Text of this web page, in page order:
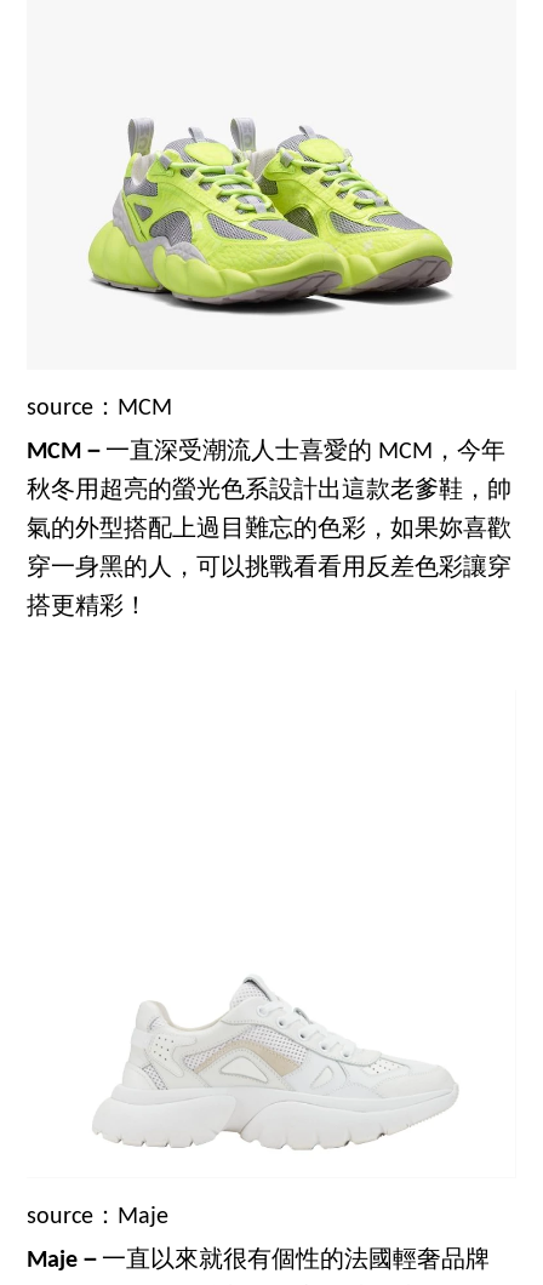
source：MCM
MCM－ 一直深受潮流人士喜愛的 MCM，今年
秋冬用超亮的螢光色系設計出這款老爹鞋，帥
氣的外型搭配上過目難忘的色彩，如果妳喜歡
穿一身黑的人，可以挑戰看看用反差色彩讓穿
搭更精彩！
source：Maje
Maje－ 一直以來就很有個性的法國輕奢品牌